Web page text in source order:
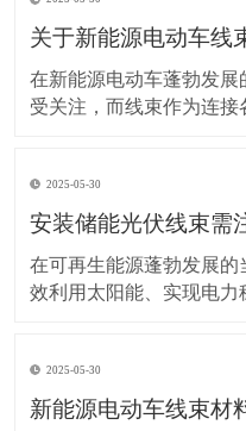
关于新能源电动车线
在新能源电动车蓬勃发
受关注，而线束作为连
让车辆运行更稳定、安全
驾驶习惯对线束的影响不
2025-05-30
安装储能光伏线束需
在可再生能源蓬勃发展
效利用太阳能、实现电
安全。因此，在安装储能
格外留意。 安装前的准
2025-05-30